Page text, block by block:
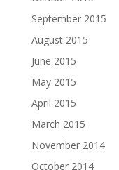
September 2015
August 2015
June 2015
May 2015
April 2015
March 2015
November 2014
October 2014